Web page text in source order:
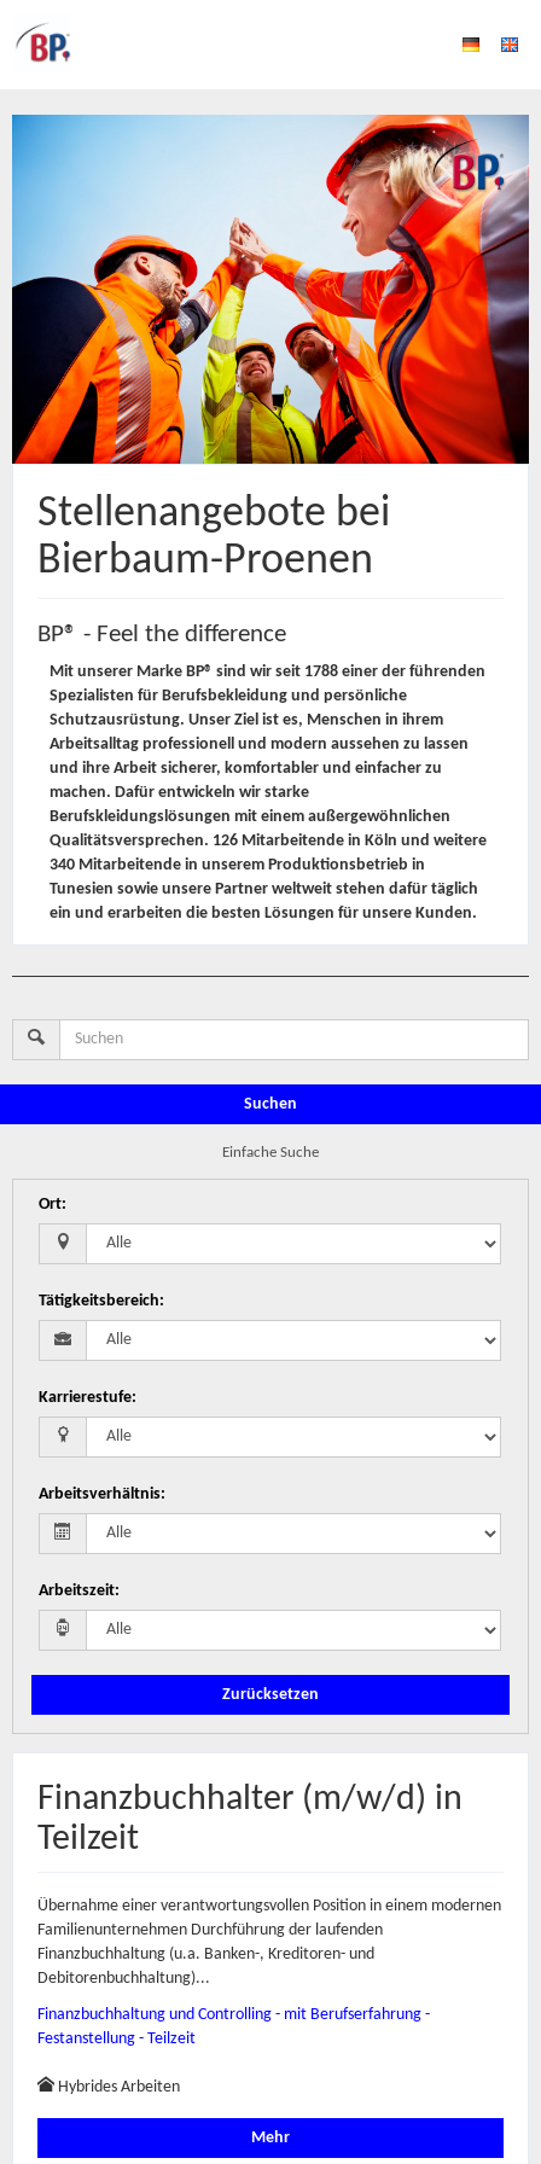
Stellenangebote bei
Bierbaum-Proenen
BP® - Feel the difference
Mit unserer Marke BP® sind wir seit 1788 einer der führenden
Spezialisten für Berufsbekleidung und persönliche
Schutzausrüstung. Unser Ziel ist es, Menschen in ihrem
Arbeitsalltag professionell und modern aussehen zu lassen
und ihre Arbeit sicherer, komfortabler und einfacher zu
machen. Dafür entwickeln wir starke
Berufskleidungslösungen mit einem außergewöhnlichen
Qualitätsversprechen. 126 Mitarbeitende in Köln und weitere
340 Mitarbeitende in unserem Produktionsbetrieb in
Tunesien sowie unsere Partner weltweit stehen dafür täglich
ein und erarbeiten die besten Lösungen für unsere Kunden.
Suchen
Einfache Suche
Ort:
Tätigkeitsbereich:
Karrierestufe:
Arbeitsverhältnis:
Arbeitszeit:
Zurücksetzen
Finanzbuchhalter (m/w/d) in
Teilzeit
Übernahme einer verantwortungsvollen Position in einem modernen
Familienunternehmen Durchführung der laufenden
Finanzbuchhaltung (u.a. Banken-, Kreditoren- und
Debitorenbuchhaltung)...
Finanzbuchhaltung und Controlling - mit Berufserfahrung -
Festanstellung - Teilzeit
Hybrides Arbeiten
Mehr